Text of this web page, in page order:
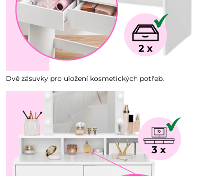
Dvě zásuvky pro uložení kosmetických potřeb.